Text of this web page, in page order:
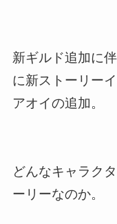
新ギルド追加に
に新ストーリー
アオイの追加。
どんなキャラク
ーリーなのか。